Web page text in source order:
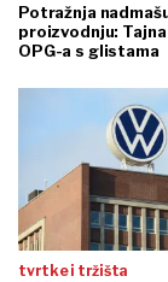
Potražnja
proizvodnju:
OPG-a s glistama
tvrtke i tržišta